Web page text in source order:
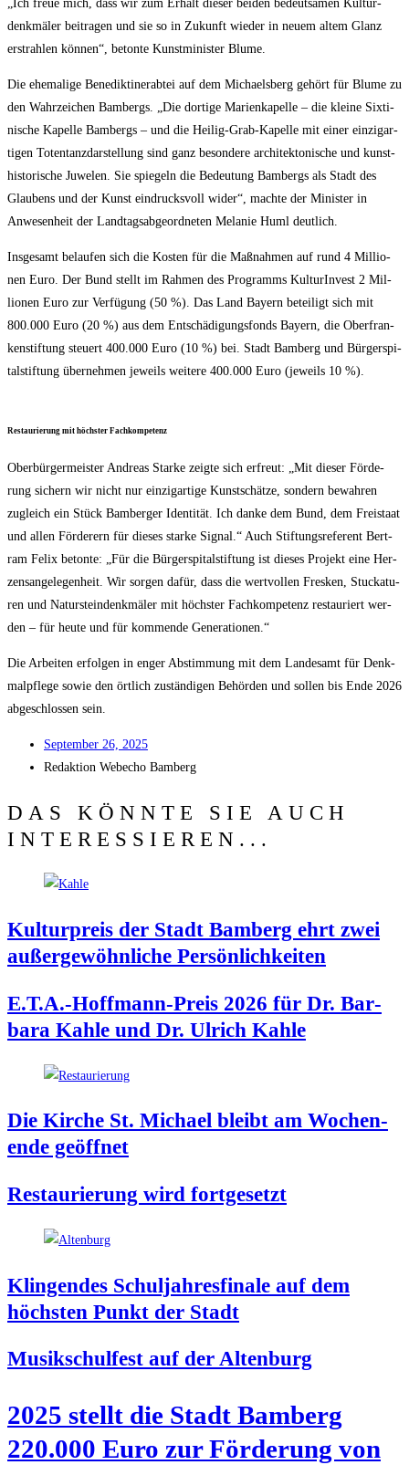
„Ich freue mich, dass wir zum Erhalt die­ser bei­den bedeut­sa­men Kul­tur­
denk­mä­ler bei­tra­gen und sie so in Zukunft wie­der in neu­em altem Glanz
erstrah­len kön­nen“, beton­te Kunst­mi­nis­ter Blume.
Die ehe­ma­li­ge Bene­dik­ti­ner­ab­tei auf dem Micha­els­berg gehört für Blu­me zu
den Wahr­zei­chen Bam­bergs. „Die dor­ti­ge Mari­en­ka­pel­le – die klei­ne Six­ti­
ni­sche Kapel­le Bam­bergs – und die Hei­lig-Grab-Kapel­le mit einer ein­zig­ar­
ti­gen Toten­tanz­dar­stel­lung sind ganz beson­de­re archi­tek­to­ni­sche und kunst­
his­to­ri­sche Juwe­len. Sie spie­geln die Bedeu­tung Bam­bergs als Stadt des
Glau­bens und der Kunst ein­drucks­voll wider“, mach­te der Minis­ter in
Anwe­sen­heit der Land­tags­ab­ge­ord­ne­ten Mela­nie Huml deutlich.
Ins­ge­samt belau­fen sich die Kos­ten für die Maß­nah­men auf rund 4 Mil­lio­
nen Euro. Der Bund stellt im Rah­men des Pro­gramms Kul­tur­In­vest 2 Mil­
lio­nen Euro zur Ver­fü­gung (50 %). Das Land Bay­ern betei­ligt sich mit
800.000 Euro (20 %) aus dem Ent­schä­di­gungs­fonds Bay­ern, die Ober­fran­
ken­stif­tung steu­ert 400.000 Euro (10 %) bei. Stadt Bam­berg und Bür­ger­spi­
tal­stif­tung über­neh­men jeweils wei­te­re 400.000 Euro (jeweils 10 %).
Restau­rie­rung mit höchs­ter Fachkompetenz
Ober­bür­ger­meis­ter Andre­as Star­ke zeig­te sich erfreut: „Mit die­ser För­de­
rung sichern wir nicht nur ein­zig­ar­ti­ge Kunst­schät­ze, son­dern bewah­ren
zugleich ein Stück Bam­ber­ger Iden­ti­tät. Ich dan­ke dem Bund, dem Frei­staat
und allen För­de­rern für die­ses star­ke Signal.“ Auch Stif­tungs­re­fe­rent Bert­
ram Felix beton­te: „Für die Bür­ger­spi­tal­stif­tung ist die­ses Pro­jekt eine Her­
zens­an­ge­le­gen­heit. Wir sor­gen dafür, dass die wert­vol­len Fres­ken, Stu­cka­tu­
ren und Natur­stein­denk­mä­ler mit höchs­ter Fach­kom­pe­tenz restau­riert wer­
den – für heu­te und für kom­men­de Generationen.“
Die Arbei­ten erfol­gen in enger Abstim­mung mit dem Lan­des­amt für Denk­
mal­pfle­ge sowie den ört­lich zustän­di­gen Behör­den und sol­len bis Ende 2026
abge­schlos­sen sein.
Sep­tem­ber 26, 2025
Redak­ti­on Web­echo Bamberg
DAS KÖNNTE SIE AUCH
INTERESSIEREN...
Kul­tur­preis der Stadt Bam­berg ehrt zwei
außer­ge­wöhn­li­che Persönlichkeiten
E.T.A.-Hoffmann-Preis 2026 für Dr. Bar­
ba­ra Kah­le und Dr. Ulrich Kahle
Die Kir­che St. Micha­el bleibt am Wochen­
en­de geöffnet
Restau­rie­rung wird fortgesetzt
Klin­gen­des Schul­jah­res­fi­na­le auf dem
höchs­ten Punkt der Stadt
Musik­schul­fest auf der Altenburg
2025 stellt die Stadt Bam­berg
220.000 Euro zur För­de­rung von